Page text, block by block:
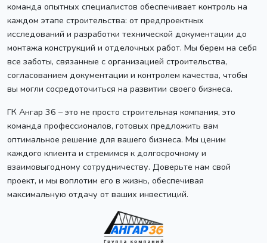
команда опытных специалистов обеспечивает контроль на
каждом этапе строительства: от предпроектных
исследований и разработки технической документации до
монтажа конструкций и отделочных работ. Мы берем на себя
все заботы, связанные с организацией строительства,
согласованием документации и контролем качества, чтобы
вы могли сосредоточиться на развитии своего бизнеса.
ГК Ангар 36 – это не просто строительная компания, это
команда профессионалов, готовых предложить вам
оптимальное решение для вашего бизнеса. Мы ценим
каждого клиента и стремимся к долгосрочному и
взаимовыгодному сотрудничеству. Доверьте нам свой
проект, и мы воплотим его в жизнь, обеспечивая
максимальную отдачу от ваших инвестиций.